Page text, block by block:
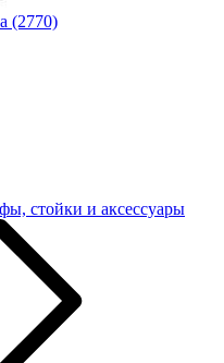
(2770)
стойки и аксессуары